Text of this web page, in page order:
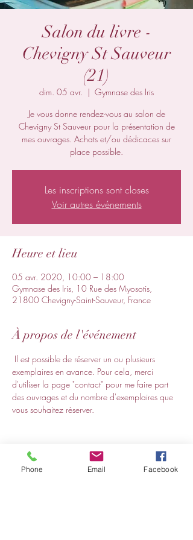
Salon du livre -
Chevigny St Sauveur
(21)
dim. 05 avr.
  |
Gymnase des Iris
Je vous donne rendez-vous au salon de
Chevigny St Sauveur pour la présentation de
mes ouvrages. Achats et/ou dédicaces sur
place possible.
Les inscriptions sont closes
Voir autres événements
Heure et lieu
05 avr. 2020, 10:00 – 18:00
Gymnase des Iris, 10 Rue des Myosotis,
21800 Chevigny-Saint-Sauveur, France
À propos de l'événement
Il est possible de réserver un ou plusieurs
exemplaires en avance. Pour cela, merci
d'utiliser la page "contact" pour me faire part
des ouvrages et du nombre d'exemplaires que
vous souhaitez réserver.
Partager cet événement
Phone Email Facebook